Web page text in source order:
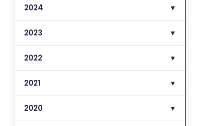
2024 ▼
2023 ▼
2022 ▼
2021 ▼
2020 ▼